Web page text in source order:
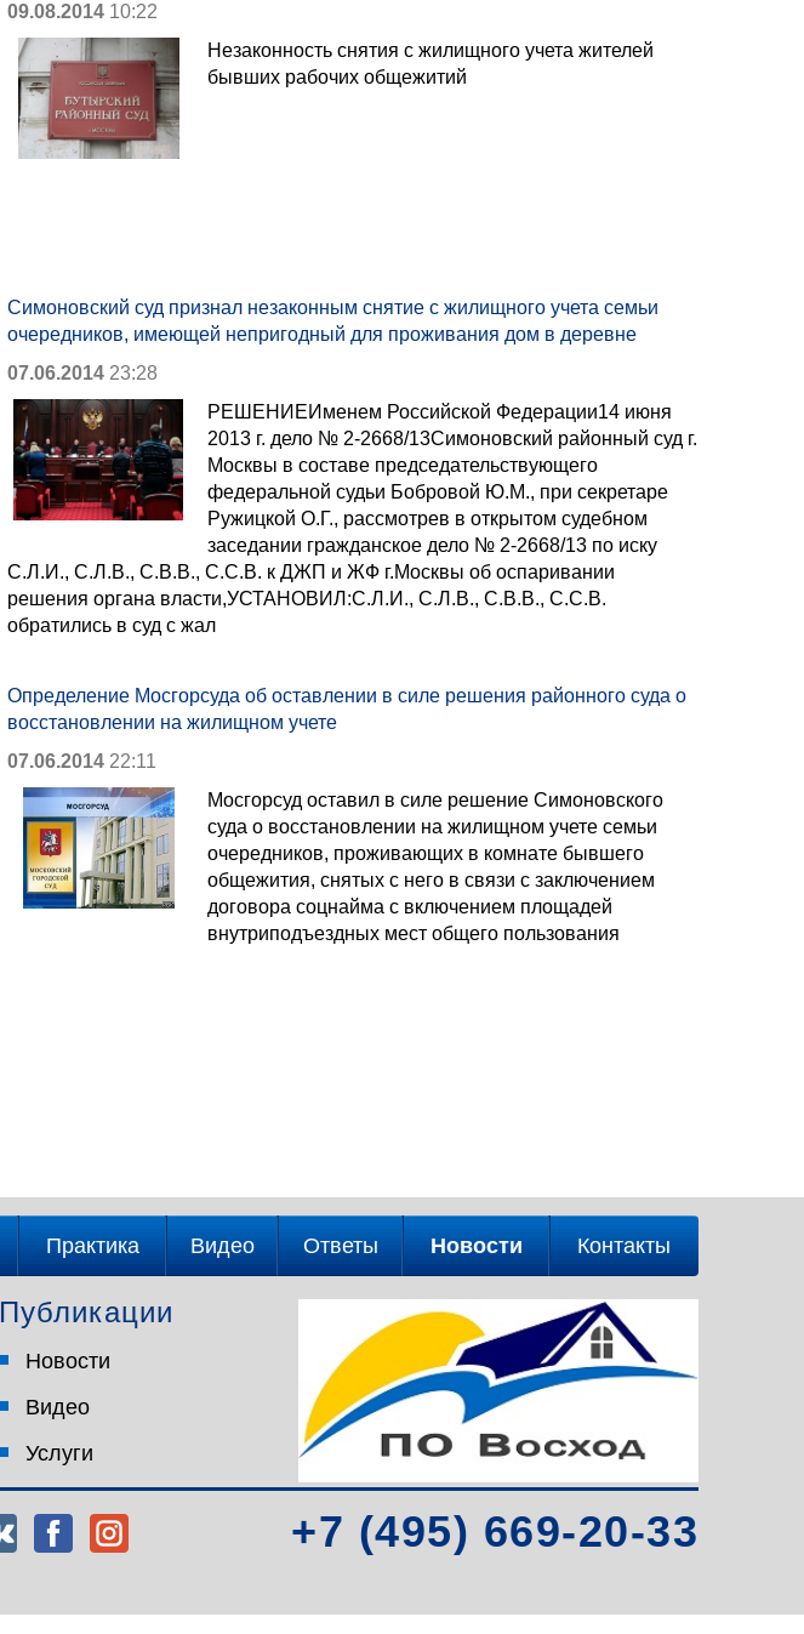
09.08.2014 10:22
Незаконность снятия с жилищного учета жителей
бывших рабочих общежитий
Симоновский суд признал незаконным снятие с жилищного учета семьи
очередников, имеющей непригодный для проживания дом в деревне
07.06.2014 23:28
РЕШЕНИЕИменем Российской Федерации14 июня
2013 г. дело № 2-2668/13Симоновский районный суд г.
Москвы в составе председательствующего
федеральной судьи Бобровой Ю.М., при секретаре
Ружицкой О.Г., рассмотрев в открытом судебном
заседании гражданское дело № 2-2668/13 по иску
С.Л.И., С.Л.В., С.В.В., С.С.В. к ДЖП и ЖФ г.Москвы об оспаривании
решения органа власти,УСТАНОВИЛ:С.Л.И., С.Л.В., С.В.В., С.С.В.
обратились в суд с жал
Определение Мосгорсуда об оставлении в силе решения районного суда о
восстановлении на жилищном учете
07.06.2014 22:11
Мосгорсуд оставил в силе решение Симоновского
суда о восстановлении на жилищном учете семьи
очередников, проживающих в комнате бывшего
общежития, снятых с него в связи с заключением
договора соцнайма с включением площадей
внутриподъездных мест общего пользования
Практика Видео Ответы Новости Контакты
Публикации
Новости
Видео
Услуги
+7 (495) 669-20-33